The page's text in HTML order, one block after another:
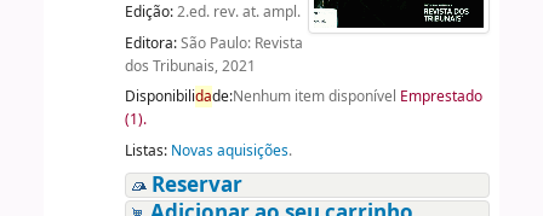
Edição:2.ed. rev. at. ampl.
Editora:São Paulo: Revista
dos Tribunais, 2021
Disponibilidade:Nenhum item disponível Emprestado
(1).
Listas: Novas aquisições.
Reservar